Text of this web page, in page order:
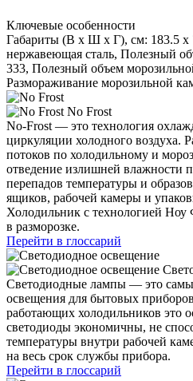
Ключевые особенности
Габариты (В х Ш х Г), см: 183.5 х
нержавеющая сталь, Полезный
333, Полезный объем
Размораживание морозильной
No Frost
No-Frost — это технология
циркуляции холодного воздуха.
потоков по холодильному и
отведение излишней влажности
перепадов температуры и
ящиков, рабочей камеры и
Холодильник с технологией Ноу
в разморозке.
Перейти в глоссарий
Светодиодные лампы — это
освещения для бытовых
работающих холодильников это
светодиоды экономичны, не
температуры внутри рабочей
на весь срок службы прибора.
Перейти в глоссарий